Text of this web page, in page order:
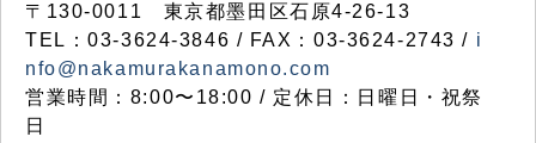
〒130-0011 東京都墨田区石原4-26-13
TEL：03-3624-3846 / FAX：03-3624-2743 / i
nfo@nakamurakanamono.com
営業時間：8:00〜18:00 / 定休日：日曜日・祝祭
日